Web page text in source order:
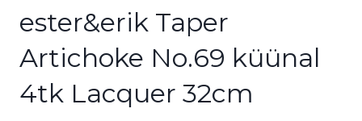
ester&erik Taper
Artichoke No.69 küünal
4tk Lacquer 32cm